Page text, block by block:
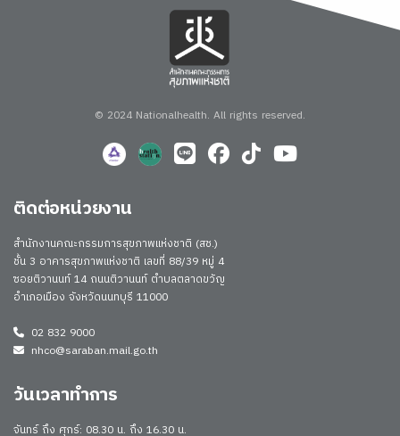
© 2024 Nationalhealth. All rights reserved.
ติดต่อหน่วยงาน
สำนักงานคณะกรรมการสุขภาพแห่งชาติ (สช.)
ชั้น 3 อาคารสุขภาพแห่งชาติ เลขที่ 88/39 หมู่ 4
ซอยติวานนท์ 14 ถนนติวานนท์ ตำบลตลาดขวัญ
อำเภอเมือง จังหวัดนนทบุรี 11000
02 832 9000
nhco@saraban.mail.go.th
วันเวลาทำการ
จันทร์ ถึง ศุกร์: 08.30 น. ถึง 16.30 น.